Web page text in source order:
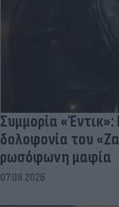
Συμμορία
δολοφονία του
ρωσόφωνη μαφία
07.08.2026